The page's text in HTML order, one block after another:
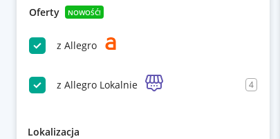
Oferty NOWOŚĆ!
z Allegro
z Allegro Lokalnie 4
Lokalizacja